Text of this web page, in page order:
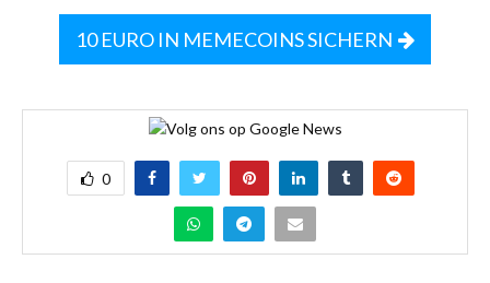
10 EURO IN MEMECOINS SICHERN
0